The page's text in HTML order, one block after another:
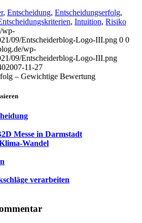
, Entscheidung, Entscheidungserfolg,
, Intuition, Risiko
wp-
09/Entscheiderblog-Logo-III.png 0 0
wp-
09/Entscheiderblog-Logo-III.png
2007-11-27
– Gewichtige Bewertung
Messe in Darmstadt
Wandel
verarbeiten